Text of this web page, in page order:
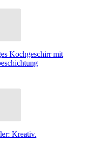
Kochgeschirr mit
Kreativ.